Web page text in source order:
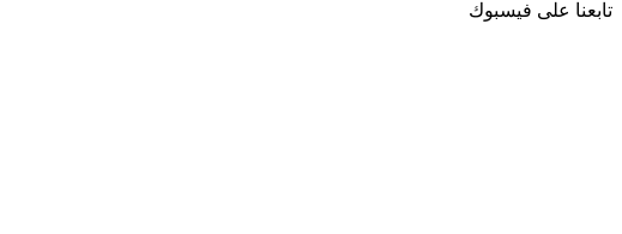
تابعنا على فيسبوك